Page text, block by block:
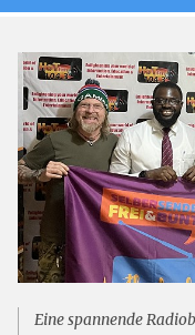
Eine spannende